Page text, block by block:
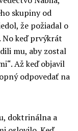
skupiny od
že požiadal o
keď prvýkrát
mu, aby zostal
Až keď objavil
odpovedať na
doktrinálna a